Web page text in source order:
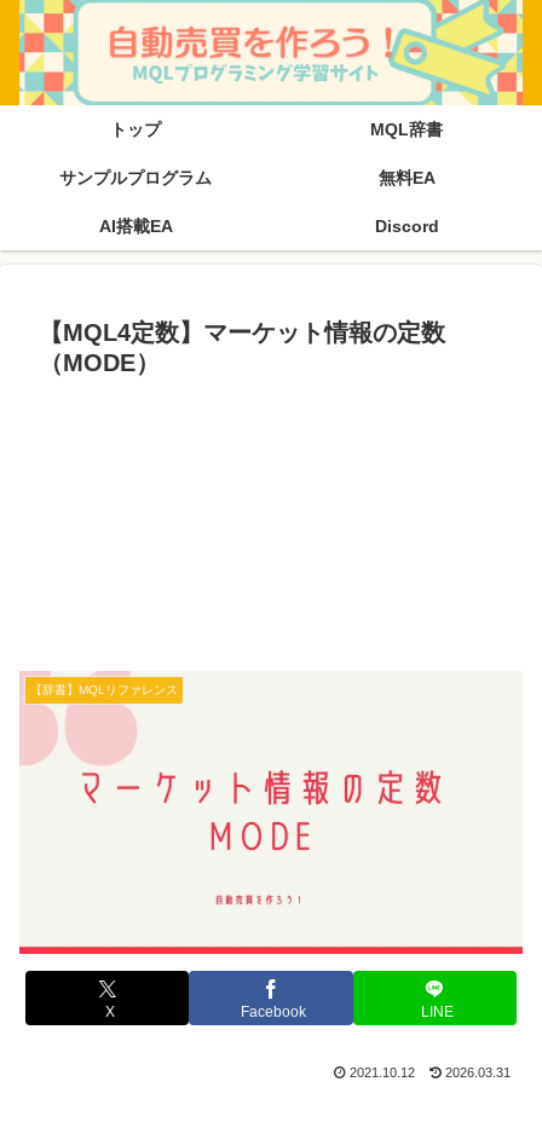
トップ MQL辞書
サンプルプログラム 無料EA
AI搭載EA Discord
【MQL4定数】マーケット情報の定数​
（MODE）
【辞書】MQLリファレンス
X Facebook LINE
2021.10.12 2026.03.31